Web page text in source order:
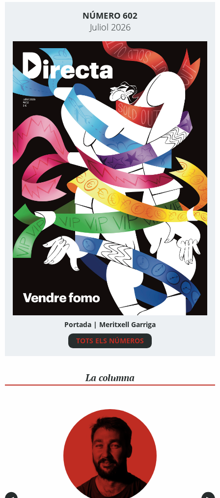
NÚMERO 602
Juliol 2026
Portada | Meritxell Garriga
TOTS ELS NÚMEROS
La columna